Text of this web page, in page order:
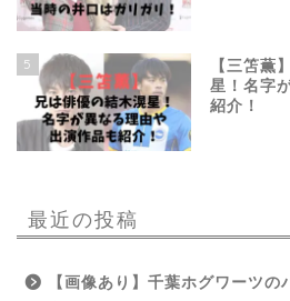
5
【三笘薫
星！名字
紹介！
最近の投稿
【画像あり】千葉ホグワーツ